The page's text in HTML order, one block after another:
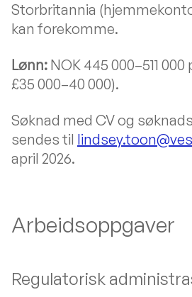
Storbritannia
kan forekomme.
Lønn: NOK 445 000–511
£35 000–40 000).
Søknad med CV og
sendes til
april 2026.
Arbeidsoppgaver
Regulatorisk